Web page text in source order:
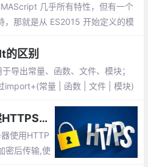
几乎所有特性，但有一个
，那就是从 ES2015 开始定义的模
区别
导出常量、函数、文件、模块；
import+(常量 | 函数 | 文件 | 模块)
Node的https模块_创建HTTPS服务器
使用HTTP
密后传输,使